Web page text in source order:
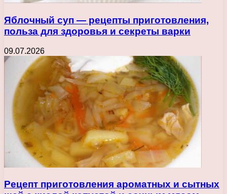
Яблочный суп — рецепты приготовления,
польза для здоровья и секреты варки
09.07.2026
Рецепт приготовления ароматных и сытных